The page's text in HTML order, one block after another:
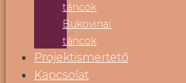
táncok
Bukovinai
táncok
Projektismertető
Kapcsolat